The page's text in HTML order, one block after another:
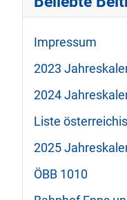
Impressum
2023
2024
Liste
2025
ÖBB 1010